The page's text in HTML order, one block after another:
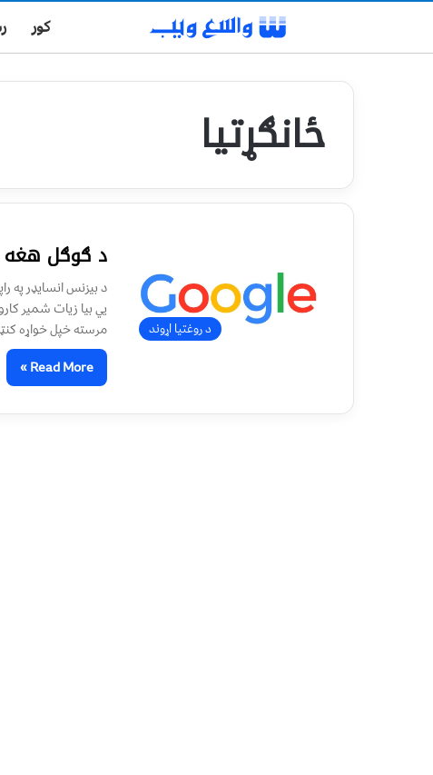
کور
ځانګړتيا
د روغتیا اړوند
د ګوګل هغه
د بیزنس انسایډر په
يي بیا زیات شمیر
مرسته خپل خواړه
Read More »